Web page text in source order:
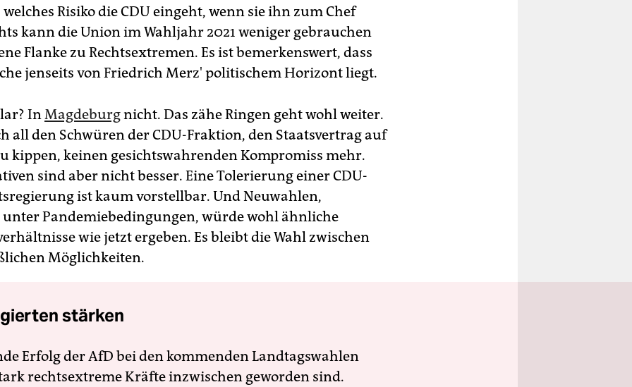
Risiko die CDU eingeht, wenn sie ihn zum Chef
kann die Union im Wahljahr 2021 weniger gebrauchen
Flanke zu Rechtsextremen. Es ist bemerkenswert, dass
jenseits von Friedrich Merz' politischem Horizont liegt.
In Magdeburg nicht. Das zähe Ringen geht wohl weiter.
all den Schwüren der CDU-Fraktion, den Staatsvertrag auf
kippen, keinen gesichtswahrenden Kompromiss mehr.
sind aber nicht besser. Eine Tolerierung einer CDU-
ist kaum vorstellbar. Und Neuwahlen,
Pandemiebedingungen, würde wohl ähnliche
wie jetzt ergeben. Es bleibt die Wahl zwischen
Möglichkeiten.
stärken
Erfolg der AfD bei den kommenden Landtagswahlen
rechtsextreme Kräfte inzwischen geworden sind.